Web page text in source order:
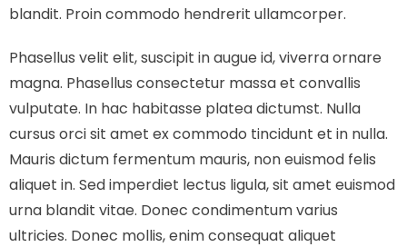
blandit. Proin commodo hendrerit ullamcorper.
Phasellus velit elit, suscipit in augue id, viverra ornare
magna. Phasellus consectetur massa et convallis
vulputate. In hac habitasse platea dictumst. Nulla
cursus orci sit amet ex commodo tincidunt et in nulla.
Mauris dictum fermentum mauris, non euismod felis
aliquet in. Sed imperdiet lectus ligula, sit amet euismod
urna blandit vitae. Donec condimentum varius
ultricies. Donec mollis, enim consequat aliquet